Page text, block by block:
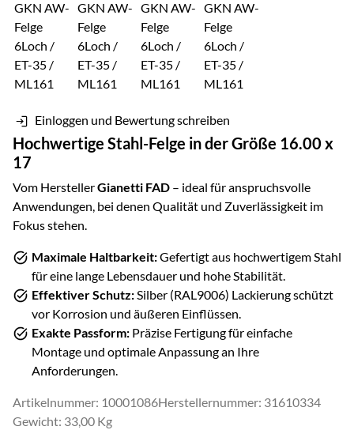
Einloggen und Bewertung schreiben
Hochwertige Stahl-Felge in der Größe 16.00 x
17
Vom HerstellerGianetti FAD – ideal für anspruchsvolle
Anwendungen, bei denen Qualität und Zuverlässigkeit im
Fokus stehen.
Maximale Haltbarkeit:Gefertigt aus hochwertigemStahl
für eine lange Lebensdauer und hohe Stabilität.
Effektiver Schutz:Silber (RAL9006) Lackierung schützt
vor Korrosion und äußeren Einflüssen.
Exakte Passform: Präzise Fertigung für einfache
Montage und optimale Anpassung an Ihre
Anforderungen.
Artikelnummer: 10001086Herstellernummer: 31610334
Gewicht: 33,00 Kg